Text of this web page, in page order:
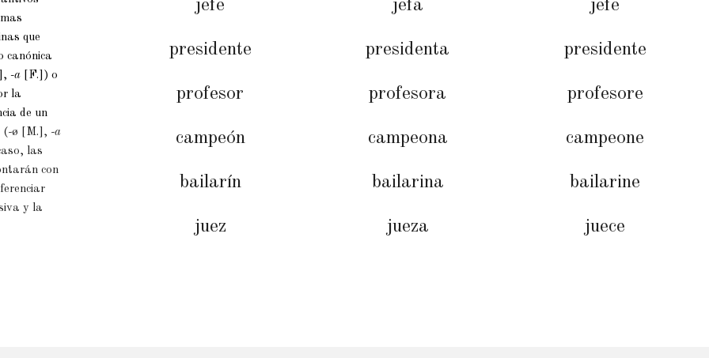
que
canónica
-a [F.]) o
la
de un
(-ø [M.] , -a
las
con
y la
jefe
presidente
profesor
campeón
bailarín
juez
jefa
presidenta
profesora
campeona
bailarina
jueza
jefe
presidente
profesore
campeone
bailarine
juece